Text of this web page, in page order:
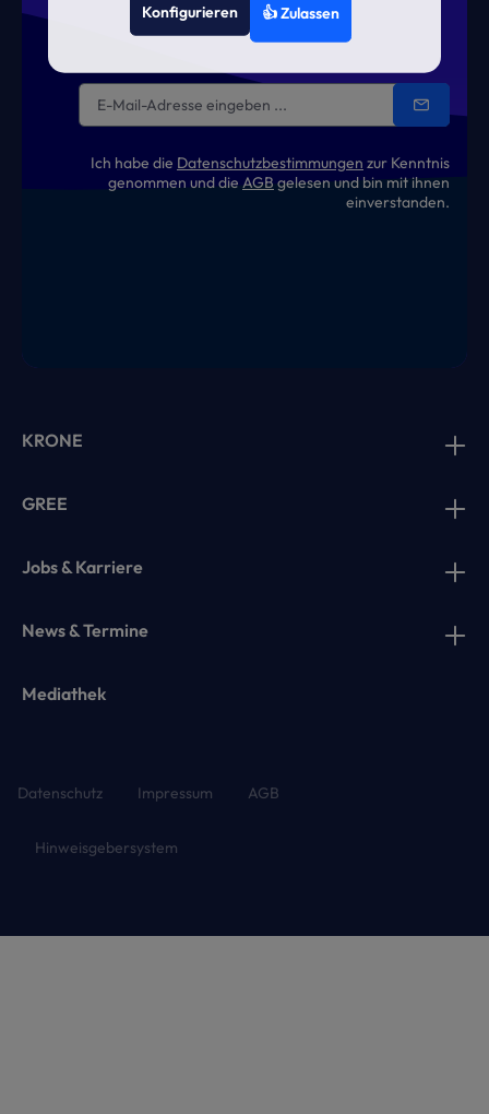
Ich habe die Datenschutzbestimmungen zur Kenntnis
genommen und die AGB gelesen und bin mit ihnen
einverstanden.
KRONE
GREE
Jobs & Karriere
News & Termine
Mediathek
Datenschutz Impressum AGB
Hinweisgebersystem
Konfigurieren 👍 Zulassen